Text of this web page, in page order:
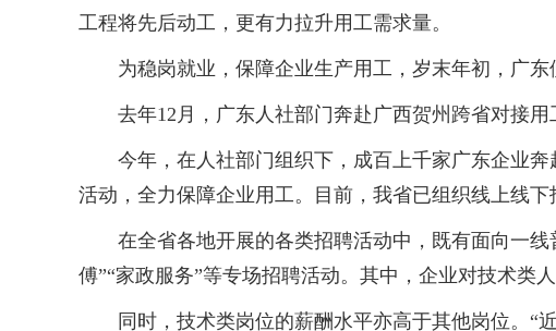
工程将先后动工，更有力拉升用工需求量。
为稳岗就业，保障企业生产用工，岁末年初，广东
去年12月，广东人社部门奔赴广西贺州跨省对接用
今年，在人社部门组织下，成百上千家广东企业奔
活动，全力保障企业用工。目前，我省已组织线上线下
在全省各地开展的各类招聘活动中，既有面向一线
傅”“家政服务”等专场招聘活动。其中，企业对技术类
同时，技术类岗位的薪酬水平亦高于其他岗位。“近